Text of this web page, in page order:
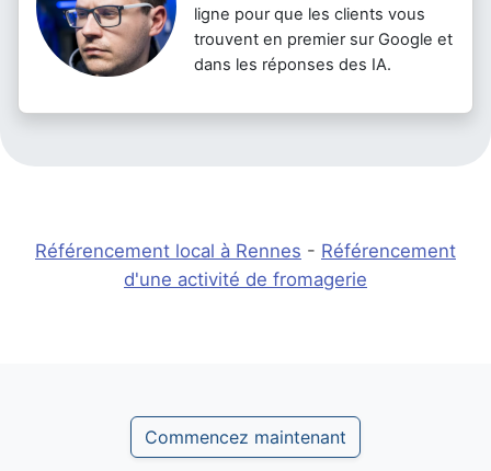
ligne pour que les clients vous
trouvent en premier sur Google et
dans les réponses des IA.
Référencement local à Rennes - Référencement
d'une activité de fromagerie
Commencez maintenant